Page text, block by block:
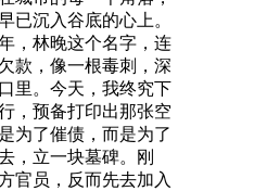
已沉入谷底的心上。
，林晚这个名字，连
款，像一根毒刺，深
里。今天，我终究下
，预备打印出那张空
为了催债，而是为了
，立一块墓碑。刚
官员，反而先去加入